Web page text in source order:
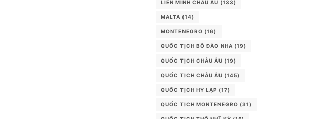
LIÊN MINH CHÂU ÂU (133)
MALTA (14)
MONTENEGRO (16)
QUỐC TỊCH BỒ ĐÀO NHA (19)
QUỐC TỊCH CHÂU ÂU (19)
QUỐC TỊCH CHÂU ÂU (145)
QUỐC TỊCH HY LẠP (17)
QUỐC TỊCH MONTENEGRO (31)